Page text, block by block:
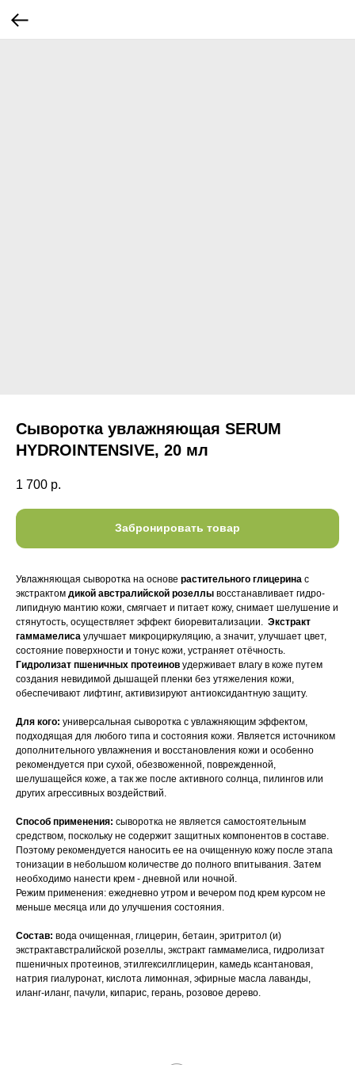
Сыворотка увлажняющая SERUM
HYDROINTENSIVE, 20 мл
1 700 р.
Забронировать товар
Увлажняющая сыворотка на основе растительного глицерина с
экстрактом дикой австралийской розеллы восстанавливает гидро-
липидную мантию кожи, смягчает и питает кожу, снимает шелушение и
стянутость, осуществляет эффект биоревитализации. Экстракт
гаммамелиса улучшает микроциркуляцию, а значит, улучшает цвет,
состояние поверхности и тонус кожи, устраняет отёчность.
Гидролизат пшеничных протеинов удерживает влагу в коже путем
создания невидимой дышащей пленки без утяжеления кожи,
обеспечивают лифтинг, активизируют антиоксидантную защиту.
Для кого: универсальная сыворотка с увлажняющим эффектом,
подходящая для любого типа и состояния кожи. Является источником
дополнительного увлажнения и восстановления кожи и особенно
рекомендуется при сухой, обезвоженной, поврежденной,
шелушащейся коже, а так же после активного солнца, пилингов или
других агрессивных воздействий.
Способ применения: сыворотка не является самостоятельным
средством, поскольку не содержит защитных компонентов в составе.
Поэтому рекомендуется наносить ее на очищенную кожу после этапа
тонизации в небольшом количестве до полного впитывания. Затем
необходимо нанести крем - дневной или ночной.
Режим применения: ежедневно утром и вечером под крем курсом не
меньше месяца или до улучшения состояния.
Состав: вода очищенная, глицерин, бетаин, эритритол (и)
экстрактавстралийской розеллы, экстракт гаммамелиса, гидролизат
пшеничных протеинов, этилгексилглицерин, камедь ксантановая,
натрия гиалуронат, кислота лимонная, эфирные масла лаванды,
иланг-иланг, пачули, кипарис, герань, розовое дерево.